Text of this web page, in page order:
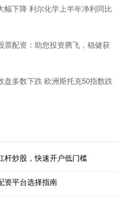
幅下降 利尔化学上半年净利同比
票配资：助您投资腾飞，稳健获
盘多数下跌 欧洲斯托克50指数跌
杆炒股，快速开户低门槛
资平台选择指南